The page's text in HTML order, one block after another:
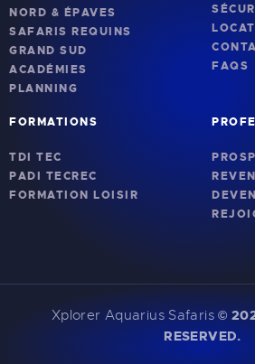
NORD & ÉPAVES
SAFARIS REQUINS
GRAND SUD
ACADÉMIES
PLANNING
FAQS
FORMATIONS
TDI TEC
PADI TECREC
FORMATION LOISIR
Xplorer Aquarius Safaris©
RESERVED.